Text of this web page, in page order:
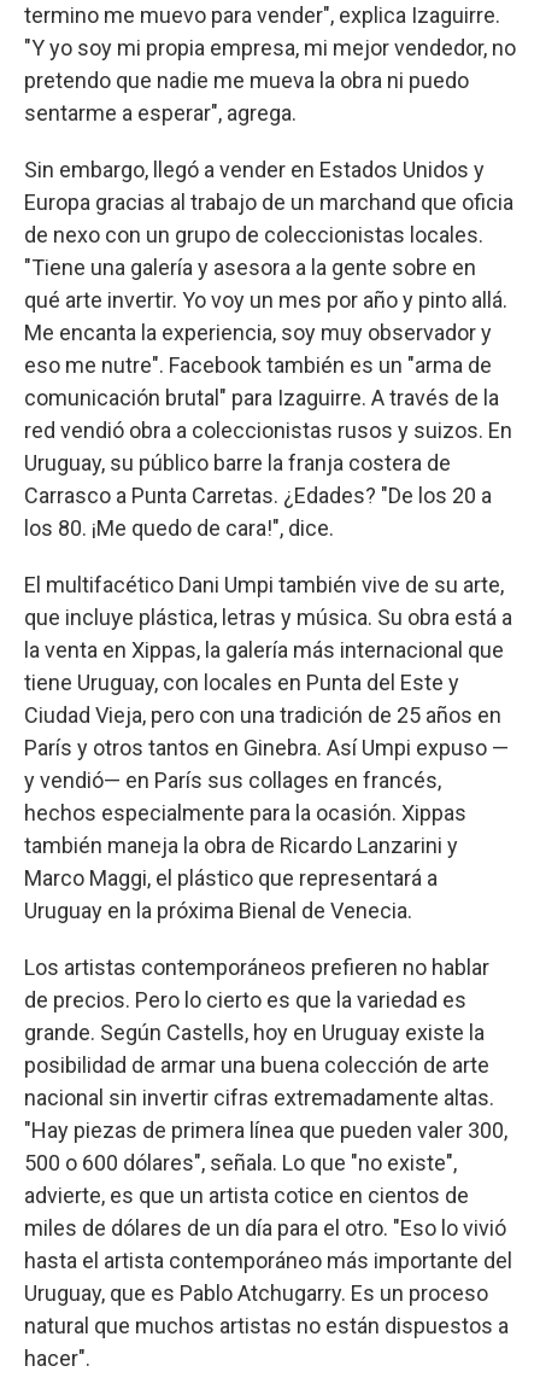
termino me muevo para vender", explica Izaguirre.
"Y yo soy mi propia empresa, mi mejor vendedor, no
pretendo que nadie me mueva la obra ni puedo
sentarme a esperar", agrega.
Sin embargo, llegó a vender en Estados Unidos y
Europa gracias al trabajo de un marchand que oficia
de nexo con un grupo de coleccionistas locales.
"Tiene una galería y asesora a la gente sobre en
qué arte invertir. Yo voy un mes por año y pinto allá.
Me encanta la experiencia, soy muy observador y
eso me nutre". Facebook también es un "arma de
comunicación brutal" para Izaguirre. A través de la
red vendió obra a coleccionistas rusos y suizos. En
Uruguay, su público barre la franja costera de
Carrasco a Punta Carretas. ¿Edades? "De los 20 a
los 80. ¡Me quedo de cara!", dice.
El multifacético Dani Umpi también vive de su arte,
que incluye plástica, letras y música. Su obra está a
la venta en Xippas, la galería más internacional que
tiene Uruguay, con locales en Punta del Este y
Ciudad Vieja, pero con una tradición de 25 años en
París y otros tantos en Ginebra. Así Umpi expuso —
y vendió— en París sus collages en francés,
hechos especialmente para la ocasión. Xippas
también maneja la obra de Ricardo Lanzarini y
Marco Maggi, el plástico que representará a
Uruguay en la próxima Bienal de Venecia.
Los artistas contemporáneos prefieren no hablar
de precios. Pero lo cierto es que la variedad es
grande. Según Castells, hoy en Uruguay existe la
posibilidad de armar una buena colección de arte
nacional sin invertir cifras extremadamente altas.
"Hay piezas de primera línea que pueden valer 300,
500 o 600 dólares", señala. Lo que "no existe",
advierte, es que un artista cotice en cientos de
miles de dólares de un día para el otro. "Eso lo vivió
hasta el artista contemporáneo más importante del
Uruguay, que es Pablo Atchugarry. Es un proceso
natural que muchos artistas no están dispuestos a
hacer".